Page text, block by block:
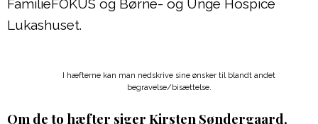
FamilieFOKUS og Børne- og Unge Hospice
Lukashuset.
I hæfterne kan man nedskrive sine ønsker til blandt andet
begravelse/bisættelse.
Om de to hæfter siger Kirsten Søndergaard,